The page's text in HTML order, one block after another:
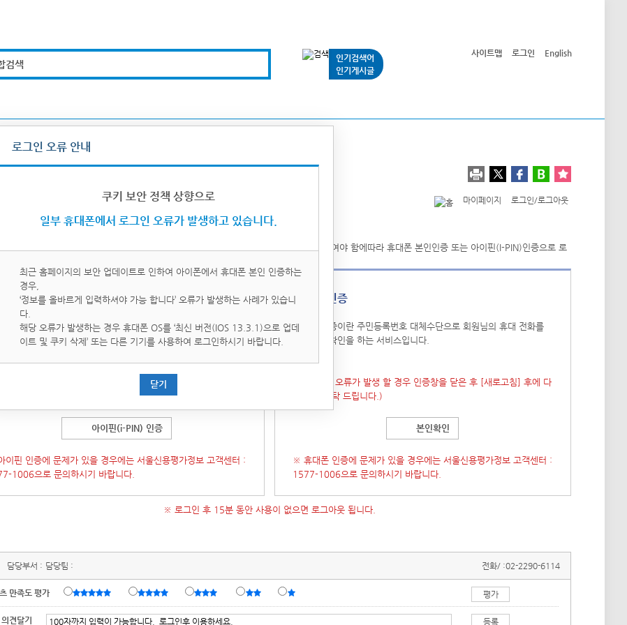
검색
인기검색어
인기게시글
사이트맵 로그인 English
인/로그아웃
마이페이지 로그인/로그아웃
로그인 오류 안내
쿠키 보안 정책 상향으로
일부 휴대폰에서 로그인 오류가 발생하고 있습니다.
최근 홈페이지의 보안 업데이트로 인하여 아이폰에서 휴대폰 본인 인증하는
경우,
‘정보를 올바르게 입력하셔야 가능 합니다’ 오류가 발생하는 사례가 있습니
다.
해당 오류가 발생하는 경우 휴대폰 OS를 ‘최신 버전(IOS 13.3.1)으로 업데
이트 및 쿠키 삭제’ 또는 다른 기기를 사용하여 로그인하시기 바랍니다.
닫기
핀(i-PIN)은 인터넷상의 개인식별번호를 의미하며, 대면확인이
운 인터넷에서 주민등록번호를 사용하지 않고도 본인임을 확인할
증 창이 오류가 발생 할 경우 인증창을 닫은 후
아이핀(i-PIN) 인증
이핀 인증에 문제가 있을 경우에는 서울신용평가정보 고객센터 :
1006으로 문의하시기 바랍니다.
휴대폰 인증
휴대폰 인증이란 주민등록번호 대체수단으로 회원님의 휴대 전화를
통해 본인확인을 하는 서비스입니다.
(인증 창이 오류가 발생 할 경우 인증창을 닫은 후 [새로고침] 후에 다
시 시도 부탁 드립니다.)
본인확인
※ 휴대폰 인증에 문제가 있을 경우에는 서울신용평가정보 고객센터 :
1577-1006으로 문의하시기 바랍니다.
※ 로그인 후 15분 동안 사용이 없으면 로그아웃 됩니다.
담당부서 : 담당팀 : 전화/ :02-2290-6114
만족도 평가
견달기